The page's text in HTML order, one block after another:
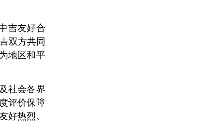
吉友好合
双方共同
地区和平
及社会各界
评价保障
好热烈。